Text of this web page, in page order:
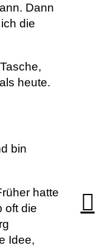
Dann
die
heute.
bin
hatte
oft die
Idee,